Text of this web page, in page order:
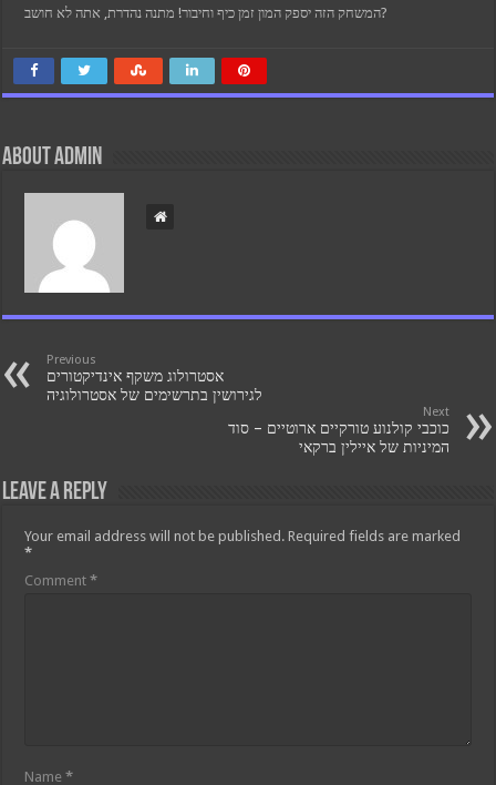
המשחק הזה יספק המון זמן כיף וחיבור! מתנה נהדרת, אתה לא חושב?
About admin
Previous
אסטרולוג משקף אינדיקטורים
לגירושין בתרשימים של אסטרולוגיה
Next
כוכבי קולנוע טורקיים ארוטיים – סוד
המיניות של איילין ברקאי
Leave a Reply
Your email address will not be published. Required fields are marked
*
Comment*
Name*